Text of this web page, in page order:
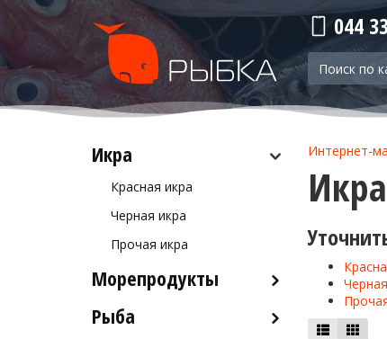
044
Икра
Красная икра
Черная икра
Прочая икра
Морепродукты
Кальмары
Рыба
Интернет-
Икра